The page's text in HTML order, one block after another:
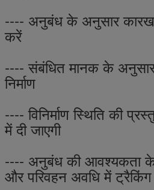
---- अनुबंध के अनुसार
करें
---- संबंधित मानक के
निर्माण
---- विनिर्माण स्थिति की
में दी जाएगी
---- अनुबंध की आवश्यकता के
और परिवहन अवधि में ट्रैकिंग